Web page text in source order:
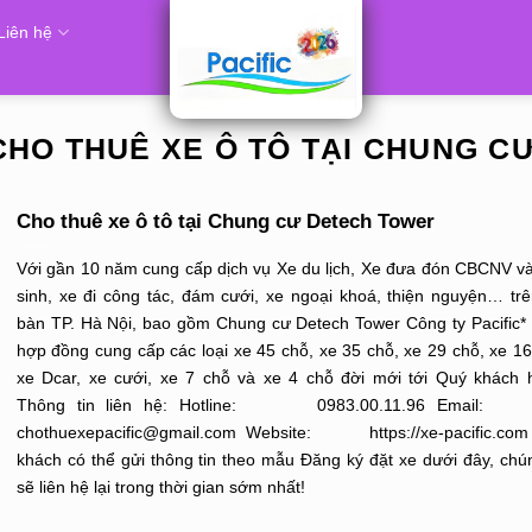
hệ
THUÊ XE Ô TÔ TẠI CHUNG
Cho thuê xe ô tô tại Chung cư Detech Tower
Với gần 10 năm cung cấp dịch vụ Xe du lịch, Xe đưa đón CBCNV
sinh, xe đi công tác, đám cưới, xe ngoại khoá, thiện nguyện…
bàn TP. Hà Nội, bao gồm Chung cư Detech Tower Công ty Pacific*
hợp đồng cung cấp các loại xe 45 chỗ, xe 35 chỗ, xe 29 chỗ, xe
xe Dcar, xe cưới, xe 7 chỗ và xe 4 chỗ đời mới tới Quý khách
Thông tin liên hệ: Hotline: 0983.00.11.96
chothuexepacific@gmail.com Website: https://xe-
khách có thể gửi thông tin theo mẫu Đăng ký đặt xe dưới đây,
sẽ liên hệ lại trong thời gian sớm nhất!